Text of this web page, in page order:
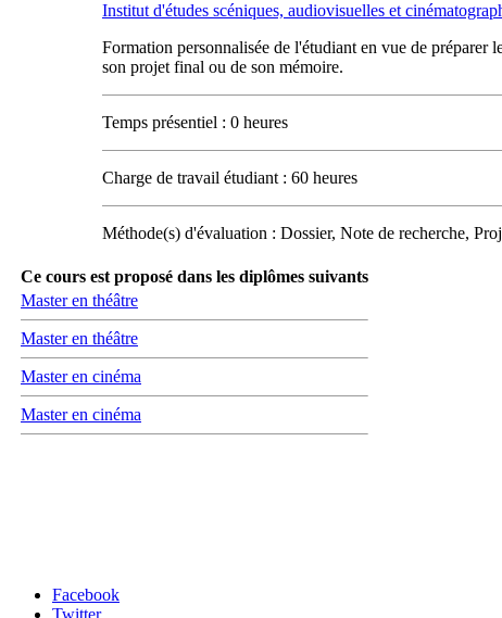
Institut d'études scéniques, audiovisuelles et
Formation personnalisée de l'étudiant en vue de préparer
son projet final ou de son mémoire.
Temps présentiel : 0 heures
Charge de travail étudiant : 60 heures
Méthode(s) d'évaluation : Dossier, Note de recherche,
Ce cours est proposé dans les diplômes suivants
Master en théâtre
Master en théâtre
Master en cinéma
Master en cinéma
Facebook